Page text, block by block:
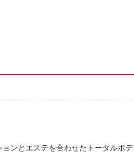
ンとエステを合わせたトータルボデ